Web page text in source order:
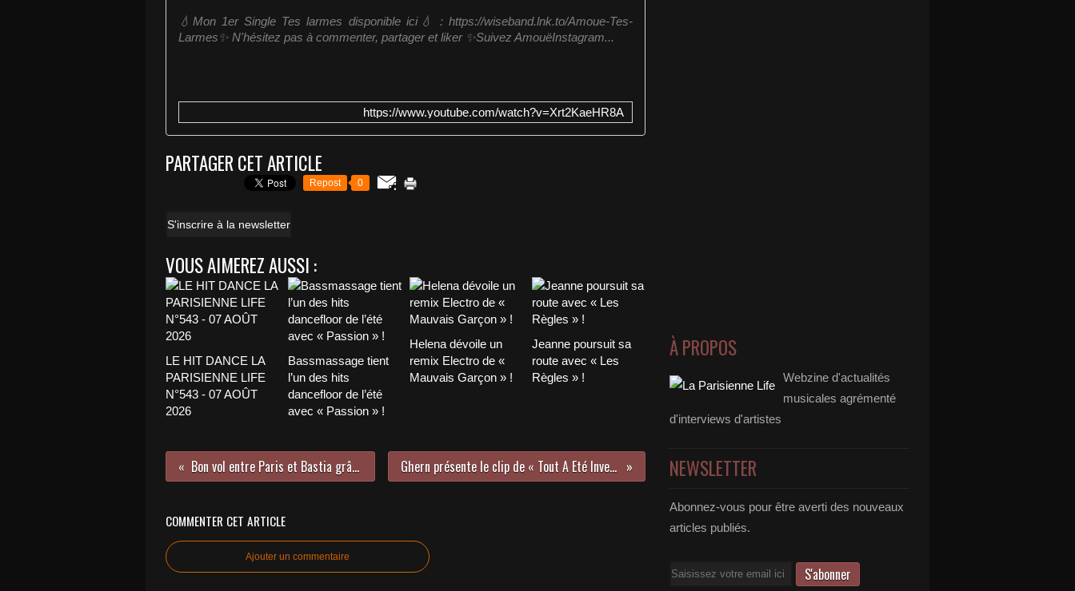
💧Mon 1er Single Tes larmes disponible ici💧 : https://wiseband.lnk.to/Amoue-Tes-
Larmes✨ N'hésitez pas à commenter, partager et liker ✨Suivez AmouëInstagram...
https://www.youtube.com/watch?v=Xrt2KaeHR8A
PARTAGER CET ARTICLE
Repost 0
S'inscrire à la newsletter
VOUS AIMEREZ AUSSI :
LE HIT DANCE LA
PARISIENNE LIFE
N°543 - 07 AOÛT
2026
Bassmassage tient
l’un des hits
dancefloor de l’été
avec « Passion » !
Helena dévoile un
remix Electro de «
Mauvais Garçon » !
Jeanne poursuit sa
route avec « Les
Règles » !
Bon vol entre Paris et Bastia grâce à Orouni ! Ghern présente le clip de « Tout A Eté Inventé Pour Toi » !
COMMENTER CET ARTICLE
Ajouter un commentaire
À PROPOS
Webzine d'actualités
musicales agrémenté
d'interviews d'artistes
NEWSLETTER
Abonnez-vous pour être averti des nouveaux
articles publiés.
Email